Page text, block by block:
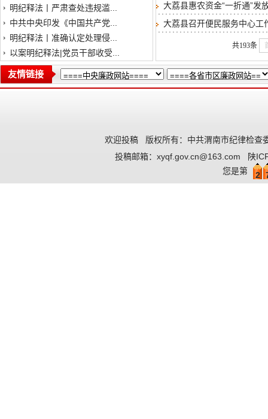
明纪释法丨严肃查处违规滥...
中共中央印发《中国共产党...
明纪释法丨准确认定处理侵...
以案明纪释法|党员干部收受...
大荔县惠农资金“一折通”发
大荔县召开便民服务中心工
共193条
友情链接
欢迎投稿 版权所有：中共渭南市纪律检查
投稿邮箱： xyqf.gov.cn@163.com
陕
您是第